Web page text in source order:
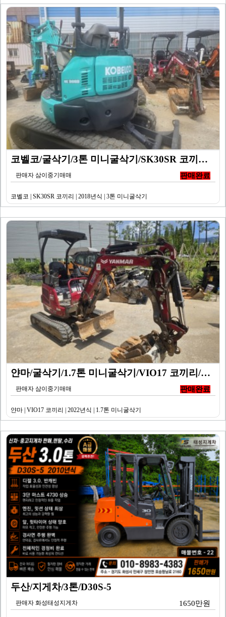
코벨코/굴삭기/3톤 미니굴삭기/SK30SR 코끼리/20…
판매자 삼이중기매매 판매완료
코벨코 | SK30SR 코끼리 | 2018년식 | 3톤 미니굴삭기
얀마/굴삭기/1.7톤 미니굴삭기/VIO17 코끼리/20…
판매자 삼이중기매매 판매완료
얀마 | VIO17 코끼리 | 2022년식 | 1.7톤 미니굴삭기
두산/지게차/3톤/D30S-5
판매자 화성태성지게차 1650만원